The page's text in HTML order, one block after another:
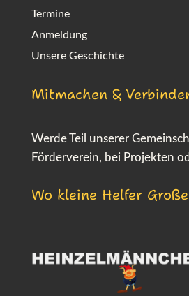
Termine
Anmeldung
Unsere Geschichte
Mitmachen &
Werde Teil unserer
Förderverein, bei Projekten
Wo kleine Helfer